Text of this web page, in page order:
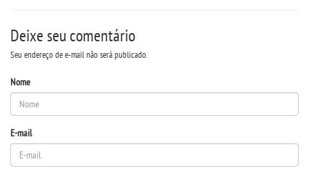
Deixe seu comentário
Seu endereço de e-mail não será publicado.
Nome
E-mail